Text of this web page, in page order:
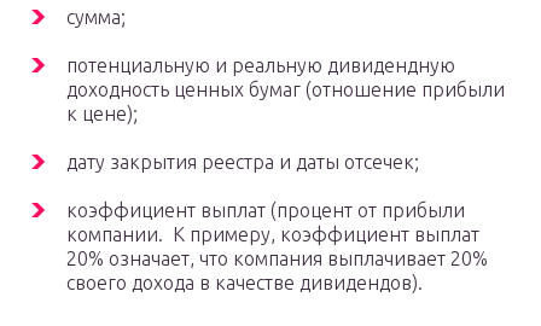
сумма;
потенциальную и реальную дивидендную
доходность ценных бумаг (отношение прибыли
к цене);
дату закрытия реестра и даты отсечек;
коэффициент выплат (процент от прибыли
компании. К примеру, коэффициент выплат
20% означает, что компания выплачивает 20%
своего дохода в качестве дивидендов).